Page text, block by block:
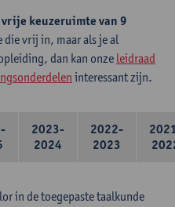
vrije keuzeruimte van 9
vrij in, maar als je al
dan kan onze leidraad
interessant zijn.
2023-
2024
2022-
2023
in de toegepaste taalkunde